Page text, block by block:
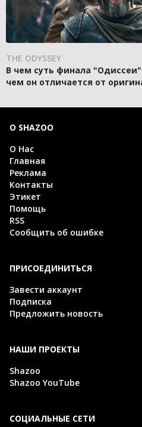
THE ODYSSEY
В чем суть финала
чем он отличается от
О SHAZOO
О Нас
Главная
Реклама
Контакты
Этикет
Помощь
RSS
Сообщить об ошибке
ПРИСОЕДИНИТЬСЯ
Завести аккаунт
Подписка
Предложить новость
НАШИ ПРОЕКТЫ
Shazoo
Shazoo YouTube
СОЦИАЛЬНЫЕ СЕТИ